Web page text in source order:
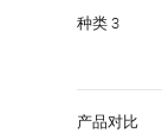
种类 3
产品对比